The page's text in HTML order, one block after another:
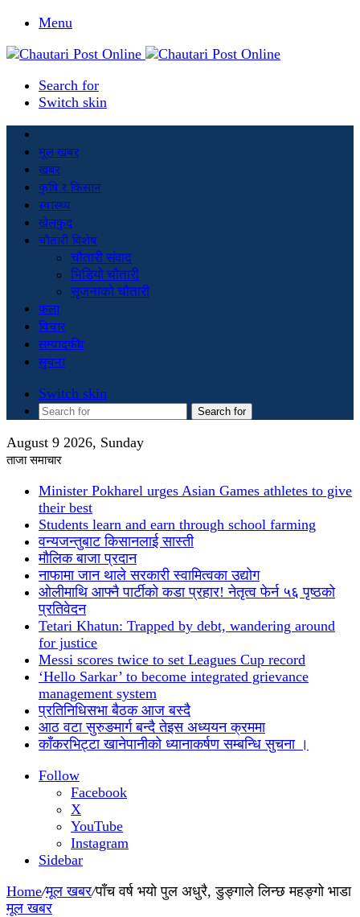
Menu
Search for
Switch skin
मूल खबर
खबर
कृषि र किसान
स्वास्थ्य
खेलकुद
चौतारी विशेष
चौतारी संवाद
भिडियो चौतारी
सृजनाको चौतारी
कला
विचार
सम्पादकीय
सुचना
Switch skin
Search for
August 9 2026, Sunday
ताजा समाचार
Minister Pokharel urges Asian Games athletes to give
their best
Students learn and earn through school farming
वन्यजन्तुबाट किसानलाई सास्ती
मौलिक बाजा प्रदान
नाफामा जान थाले सरकारी स्वामित्वका उद्योग
ओलीमाथि आफ्नै पार्टीको कडा प्रहार! नेतृत्व फेर्न ५६ पृष्ठको
प्रतिवेदन
Tetari Khatun: Trapped by debt, wandering around
for justice
Messi scores twice to set Leagues Cup record
‘Hello Sarkar’ to become integrated grievance
management system
प्रतिनिधिसभा बैठक आज बस्दै
आठ वटा सुरुङमार्ग बन्दै तेइस अध्ययन क्रममा
काँकरभिट्टा खानेपानीको ध्यानाकर्षण सम्बन्धि सुचना ।
Follow
Facebook
X
YouTube
Instagram
Sidebar
Home/मूल खबर/पाँच वर्ष भयाे पुल अधुरै, डुङ्गाले लिन्छ महङ्गो भाडा
मूल खबर